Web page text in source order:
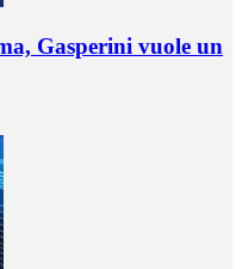
Gasperini vuole un